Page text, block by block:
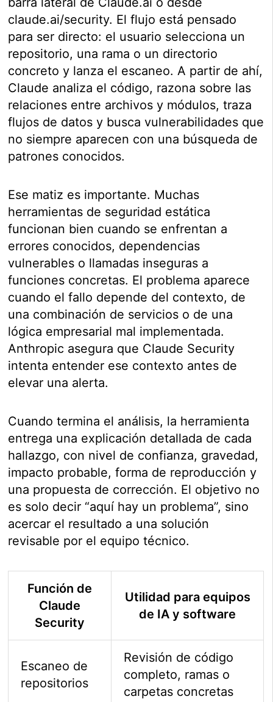
claude.ai/security. El flujo está pensado
para ser directo: el usuario selecciona un
repositorio, una rama o un directorio
concreto y lanza el escaneo. A partir de ahí,
Claude analiza el código, razona sobre las
relaciones entre archivos y módulos, traza
flujos de datos y busca vulnerabilidades que
no siempre aparecen con una búsqueda de
patrones conocidos.
Ese matiz es importante. Muchas
herramientas de seguridad estática
funcionan bien cuando se enfrentan a
errores conocidos, dependencias
vulnerables o llamadas inseguras a
funciones concretas. El problema aparece
cuando el fallo depende del contexto, de
una combinación de servicios o de una
lógica empresarial mal implementada.
Anthropic asegura que Claude Security
intenta entender ese contexto antes de
elevar una alerta.
Cuando termina el análisis, la herramienta
entrega una explicación detallada de cada
hallazgo, con nivel de confianza, gravedad,
impacto probable, forma de reproducción y
una propuesta de corrección. El objetivo no
es solo decir “aquí hay un problema”, sino
acercar el resultado a una solución
revisable por el equipo técnico.
Función de
Claude
Security
Utilidad para equipos
de IA y software
Escaneo de
repositorios
Revisión de código
completo, ramas o
carpetas concretas